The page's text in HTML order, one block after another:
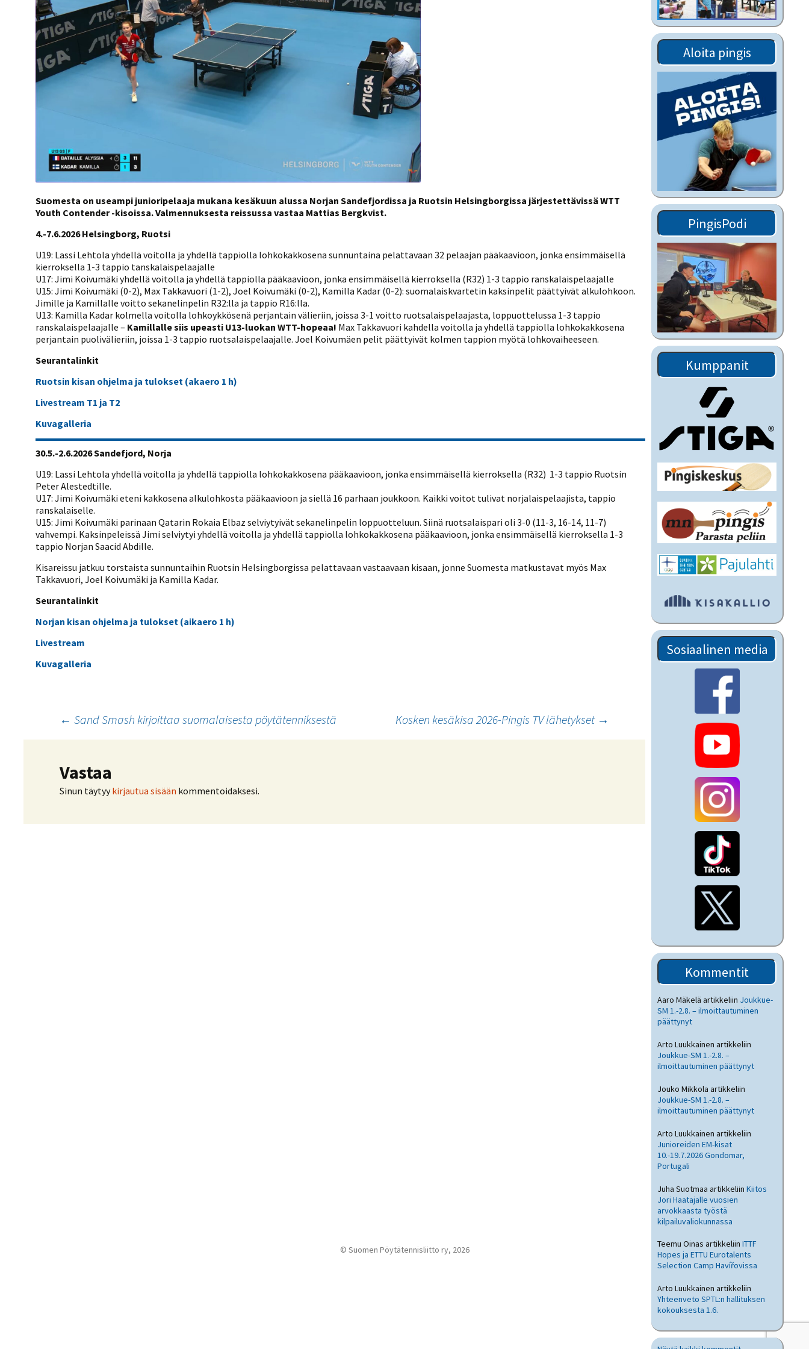
Valiokunnat
Strategia 2025-2030
Vastuullisuus
Ilmoita epäasiallisesta
käytöksestä
Hallintosääntö
NETU in English
Tietosuoja
ohjeet
Rating-artikkelit
Rating-manuaali
Julkaistut Rating-listat
Päivärating
6-divisioona
Sarjatiedotteet
Pelipaikat ja
joukkueiden
yhteyshenkilöt
Seurasiirrot
Kisajärjestäjien
dokumentit
Seuratiedotteet
Leirit
sukupuolten tasa-arvo
Suomesta on useampi junioripelaaja mukana kesäkuun alussa Norjan Sandefjordissa ja Ruotsin Helsingborgissa järjestettävissä WTT
Youth Contender -kisoissa. Valmennuksesta reissussa vastaa Mattias Bergkvist.
4.-7.6.2026 Helsingborg, Ruotsi
U19: Lassi Lehtola yhdellä voitolla ja yhdellä tappiolla lohkokakkosena sunnuntaina pelattavaan 32 pelaajan pääkaavioon, jonka ensimmäisellä
kierroksella 1-3 tappio tanskalaispelaajalle
U17: Jimi Koivumäki yhdellä voitolla ja yhdellä tappiolla pääkaavioon, jonka ensimmäisellä kierroksella (R32) 1-3 tappio ranskalaispelaajalle
U15: Jimi Koivumäki (0-2), Max Takkavuori (1-2), Joel Koivumäki (0-2), Kamilla Kadar (0-2): suomalaiskvartetin kaksinpelit päättyivät alkulohkoon.
Jimille ja Kamillalle voitto sekanelinpelin R32:lla ja tappio R16:lla.
U13: Kamilla Kadar kolmella voitolla lohkoykkösenä perjantain välieriin, joissa 3-1 voitto ruotsalaispelaajasta, loppuottelussa 1-3 tappio
ranskalaispelaajalle – Kamillalle siis upeasti U13-luokan WTT-hopeaa! Max Takkavuori kahdella voitolla ja yhdellä tappiolla lohkokakkosena
perjantain puolivälieriin, joissa 1-3 tappio ruotsalaispelaajalle. Joel Koivumäen pelit päättyivät kolmen tappion myötä lohkovaiheeseen.
Seurantalinkit
Ruotsin kisan ohjelma ja tulokset (akaero 1 h)
Livestream T1 ja T2
Kuvagalleria
30.5.-2.6.2026 Sandefjord, Norja
U19: Lassi Lehtola yhdellä voitolla ja yhdellä tappiolla lohkokakkosena pääkaavioon, jonka ensimmäisellä kierroksella (R32) 1-3 tappio Ruotsin
Peter Alestedtille.
U17: Jimi Koivumäki eteni kakkosena alkulohkosta pääkaavioon ja siellä 16 parhaan joukkoon. Kaikki voitot tulivat norjalaispelaajista, tappio
ranskalaiselle.
U15: Jimi Koivumäki parinaan Qatarin Rokaia Elbaz selviytyivät sekanelinpelin loppuotteluun. Siinä ruotsalaispari oli 3-0 (11-3, 16-14, 11-7)
vahvempi. Kaksinpeleissä Jimi selviytyi yhdellä voitolla ja yhdellä tappiolla lohkokakkosena pääkaavioon, jonka ensimmäisellä kierroksella 1-3
tappio Norjan Saacid Abdille.
Kisareissu jatkuu torstaista sunnuntaihin Ruotsin Helsingborgissa pelattavaan vastaavaan kisaan, jonne Suomesta matkustavat myös Max
Takkavuori, Joel Koivumäki ja Kamilla Kadar.
Seurantalinkit
Norjan kisan ohjelma ja tulokset (aikaero 1 h)
Livestream
Kuvagalleria
Artikkelien
selaus
← Sand Smash kirjoittaa suomalaisesta pöytätenniksestä Kosken kesäkisa 2026-Pingis TV lähetykset →
Vastaa
Sinun täytyykirjautua sisään kommentoidaksesi.
Aloita pingis
PingisPodi
Kumppanit
Sosiaalinen media
Kommentit
Aaro Mäkelä artikkeliin Joukkue-
SM 1.-2.8. – ilmoittautuminen
päättynyt
Arto Luukkainen artikkeliin
Joukkue-SM 1.-2.8. –
ilmoittautuminen päättynyt
Jouko Mikkola artikkeliin
Joukkue-SM 1.-2.8. –
ilmoittautuminen päättynyt
Arto Luukkainen artikkeliin
Junioreiden EM-kisat
10.-19.7.2026 Gondomar,
Portugali
Juha Suotmaa artikkeliin Kiitos
Jori Haatajalle vuosien
arvokkaasta työstä
kilpailuvaliokunnassa
Teemu Oinas artikkeliin ITTF
Hopes ja ETTU Eurotalents
Selection Camp Havířovissa
Arto Luukkainen artikkeliin
Yhteenveto SPTL:n hallituksen
kokouksesta 1.6.
© Suomen Pöytätennisliitto ry, 2026